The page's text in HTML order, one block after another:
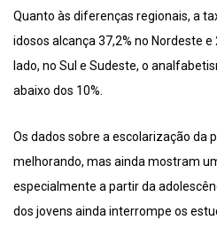
Quanto às diferenças regionais, a
idosos alcança 37,2% no Nordeste e
lado, no Sul e Sudeste, o
abaixo dos 10%.
Os dados sobre a escolarização da
melhorando, mas ainda mostram
especialmente a partir da
dos jovens ainda interrompe os